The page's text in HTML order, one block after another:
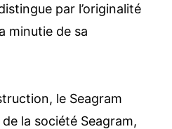
par l’originalité
minutie de sa
le Seagram
la société Seagram,